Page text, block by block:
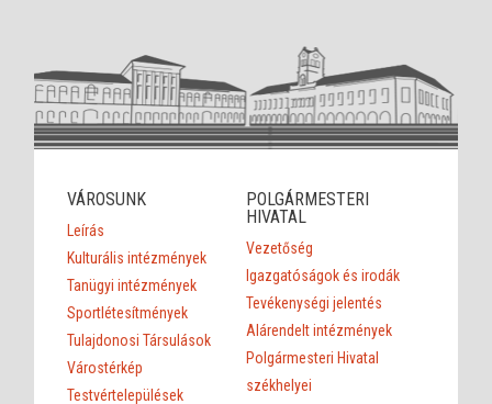
VÁROSUNK
Leírás
Kulturális intézmények
Tanügyi intézmények
Sportlétesítmények
Tulajdonosi Társulások
Várostérkép
Testvértelepülések
POLGÁRMESTERI
HIVATAL
Vezetőség
Igazgatóságok és irodák
Tevékenységi jelentés
Alárendelt intézmények
Polgármesteri Hivatal
székhelyei